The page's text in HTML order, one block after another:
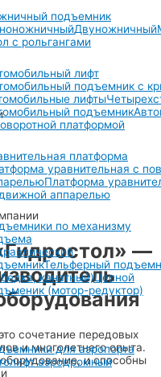
подъемник
Двуножничный
с рольгангами
лифт
подъемник с
лифты
подъемник
платформой
платформа
уравнительная с
Платформа
аппарелью
по механизму
Тельферный
канатный)Цепной
(мотор-редуктор)
для аэропорта
аэродромный
—
сочетание передовых
и многолетнего опыта.
и способны